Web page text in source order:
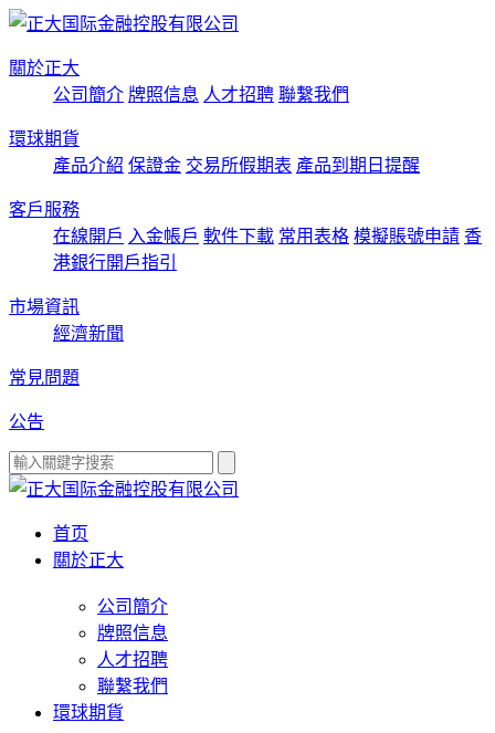
關於正大
公司簡介 牌照信息 人才招聘 聯繫我們
環球期貨
產品介紹 保證金 交易所假期表 產品到期日提醒
客戶服務
在線開戶 入金帳戶 軟件下載 常用表格 模擬賬號申請 香
港銀行開戶指引
市場資訊
經濟新聞
常見問題
公告
首页
關於正大
公司簡介
牌照信息
人才招聘
聯繫我們
環球期貨